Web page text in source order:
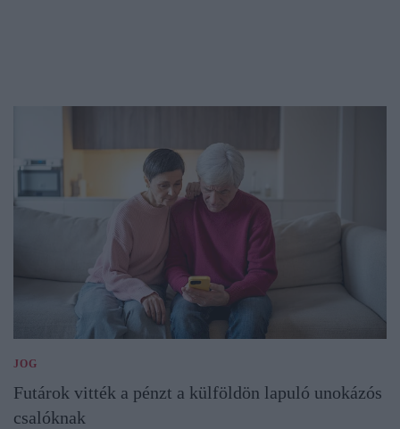
JOG
Futárok vitték a pénzt a külföldön lapuló unokázós
csalóknak